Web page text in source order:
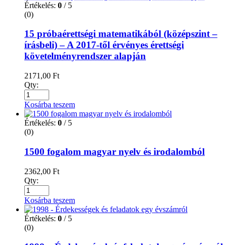
Értékelés: 0 / 5
(0)
15 próbaérettségi matematikából (középszint –
írásbeli) – A 2017-től érvényes érettségi
követelményrendszer alapján
2171,00 Ft
Qty:
Kosárba teszem
Értékelés: 0 / 5
(0)
1500 fogalom magyar nyelv és irodalomból
2362,00 Ft
Qty:
Kosárba teszem
Értékelés: 0 / 5
(0)